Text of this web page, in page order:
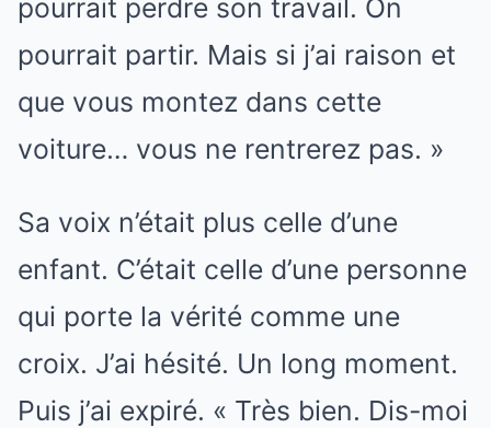
pourrait perdre son travail. On
pourrait partir. Mais si j’ai raison et
que vous montez dans cette
voiture… vous ne rentrerez pas. »
Sa voix n’était plus celle d’une
enfant. C’était celle d’une personne
qui porte la vérité comme une
croix. J’ai hésité. Un long moment.
Puis j’ai expiré. « Très bien. Dis-moi